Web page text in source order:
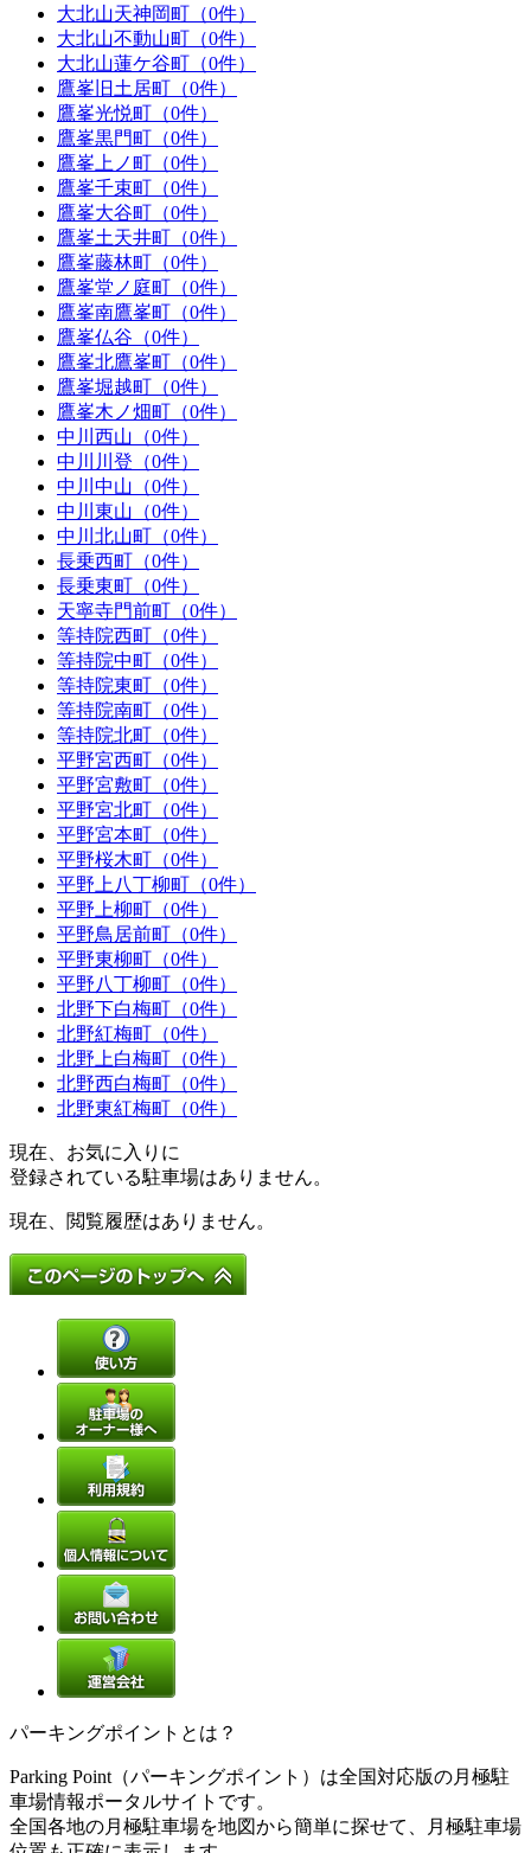
大北山天神岡町（0件）
大北山不動山町（0件）
大北山蓮ケ谷町（0件）
鷹峯旧土居町（0件）
鷹峯光悦町（0件）
鷹峯黒門町（0件）
鷹峯上ノ町（0件）
鷹峯千束町（0件）
鷹峯大谷町（0件）
鷹峯土天井町（0件）
鷹峯藤林町（0件）
鷹峯堂ノ庭町（0件）
鷹峯南鷹峯町（0件）
鷹峯仏谷（0件）
鷹峯北鷹峯町（0件）
鷹峯堀越町（0件）
鷹峯木ノ畑町（0件）
中川西山（0件）
中川川登（0件）
中川中山（0件）
中川東山（0件）
中川北山町（0件）
長乗西町（0件）
長乗東町（0件）
天寧寺門前町（0件）
等持院西町（0件）
等持院中町（0件）
等持院東町（0件）
等持院南町（0件）
等持院北町（0件）
平野宮西町（0件）
平野宮敷町（0件）
平野宮北町（0件）
平野宮本町（0件）
平野桜木町（0件）
平野上八丁柳町（0件）
平野上柳町（0件）
平野鳥居前町（0件）
平野東柳町（0件）
平野八丁柳町（0件）
北野下白梅町（0件）
北野紅梅町（0件）
北野上白梅町（0件）
北野西白梅町（0件）
北野東紅梅町（0件）
現在、お気に入りに
登録されている駐車場はありません。
現在、閲覧履歴はありません。
パーキングポイントとは？
Parking Point（パーキングポイント）は全国対応版の月極駐
車場情報ポータルサイトです。
全国各地の月極駐車場を地図から簡単に探せて、月極駐車場